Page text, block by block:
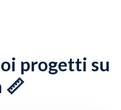
progetti su
📏